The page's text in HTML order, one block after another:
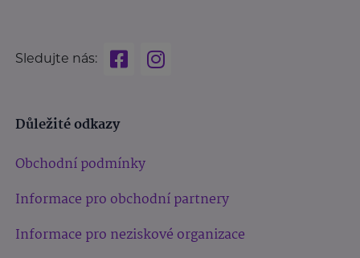
Sledujte nás:
Důležité odkazy
Obchodní podmínky
Informace pro obchodní partnery
Informace pro neziskové organizace